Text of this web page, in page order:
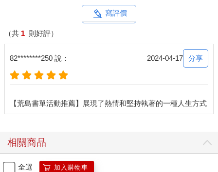
寫評價
（共 1 則好評）
82********250 說： 2024-04-17 分享
【荒島書單活動推薦】展現了熱情和堅持執著的一種人生方式
相關商品
全選 加入購物車